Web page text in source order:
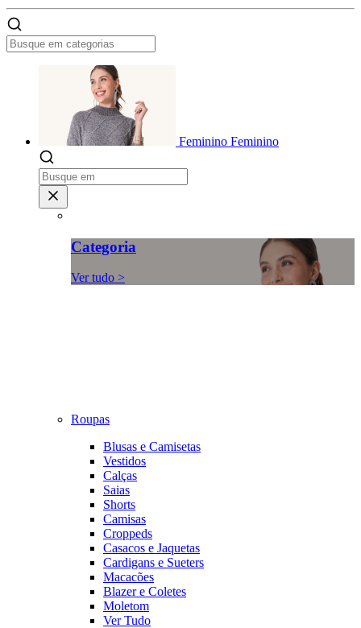
Feminino Feminino
Categoria
Ver tudo >
Roupas
Blusas e Camisetas
Vestidos
Calças
Saias
Shorts
Camisas
Croppeds
Casacos e Jaquetas
Cardigans e Sueters
Macacões
Blazer e Coletes
Moletom
Ver Tudo